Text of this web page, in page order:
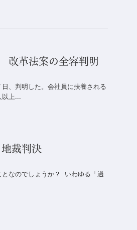
改革法案の全容判明
、判明した。会社員に扶養される
以上...
裁判決
なのでしょうか？ いわゆる「過